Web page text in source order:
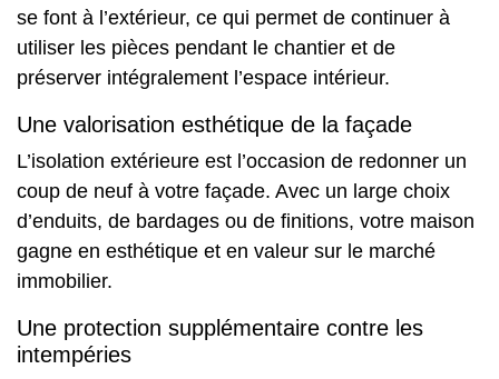
se font à l’extérieur, ce qui permet de continuer à
utiliser les pièces pendant le chantier et de
préserver intégralement l’espace intérieur.
Une valorisation esthétique de la façade
L’isolation extérieure est l’occasion de redonner un
coup de neuf à votre façade. Avec un large choix
d’enduits, de bardages ou de finitions, votre maison
gagne en esthétique et en valeur sur le marché
immobilier.
Une protection supplémentaire contre les
intempéries